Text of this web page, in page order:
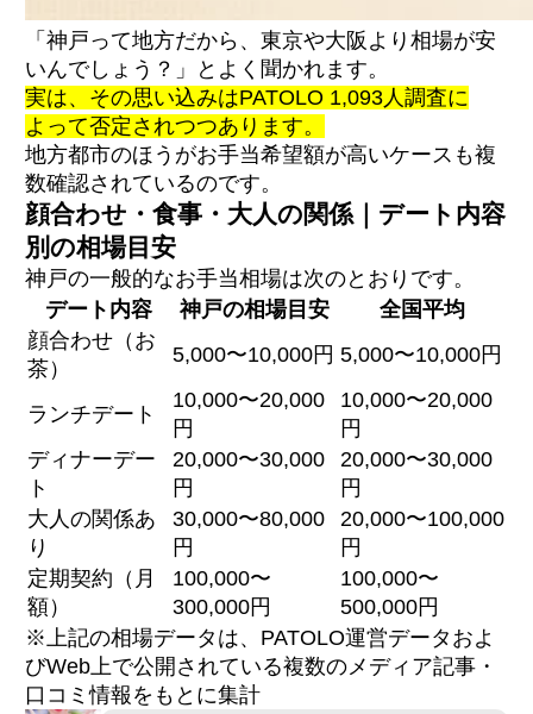
「神戸って地方だから、東京や大阪より相場が安
いんでしょう？」とよく聞かれます。
実は、その思い込みはPATOLO 1,093人調査に
よって否定されつつあります。
地方都市のほうがお手当希望額が高いケースも複
数確認されているのです。
顔合わせ・食事・大人の関係｜デート内容
別の相場目安
神戸の一般的なお手当相場は次のとおりです。
デート内容
神戸の相場目安
全国平均
顔合わせ（お
茶）
5,000〜10,000円 5,000〜10,000円
ランチデート
10,000〜20,000
円
10,000〜20,000
円
ディナーデー
ト
20,000〜30,000
円
20,000〜30,000
円
大人の関係あ
り
30,000〜80,000
円
20,000〜100,000
円
定期契約（月
額）
100,000〜
300,000円
100,000〜
500,000円
※上記の相場データは、PATOLO運営データおよ
びWeb上で公開されている複数のメディア記事・
口コミ情報をもとに集計